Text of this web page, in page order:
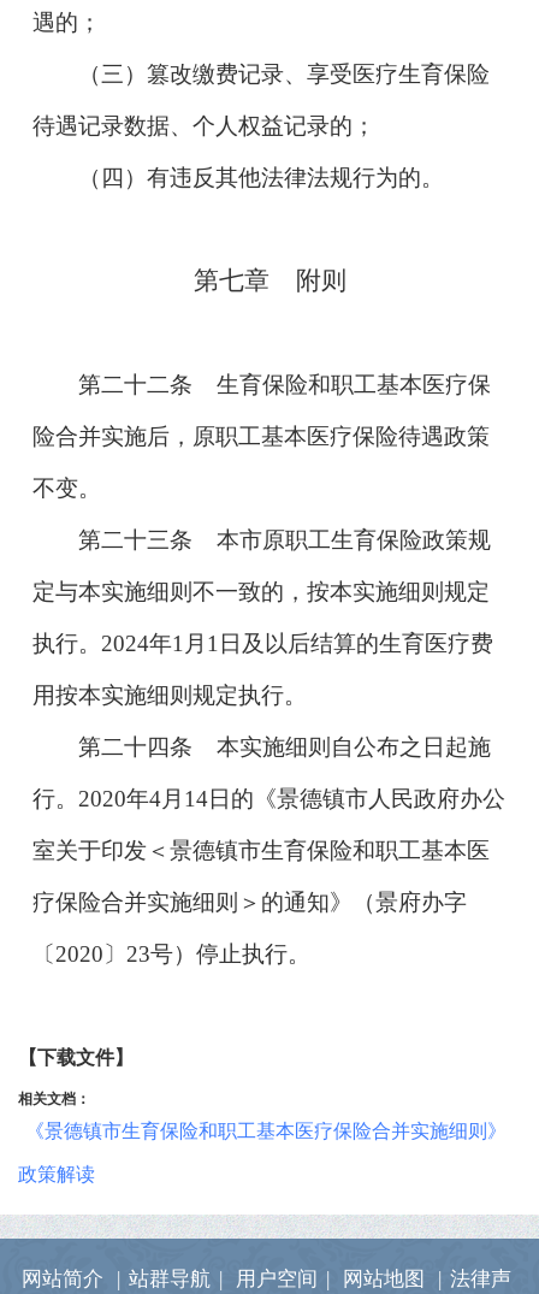
遇的；
（三）篡改缴费记录、享受医疗生育保险
待遇记录数据、个人权益记录的；
（四）有违反其他法律法规行为的。
第七章 附则
第二十二条 生育保险和职工基本医疗保
险合并实施后，原职工基本医疗保险待遇政策
不变。
第二十三条 本市原职工生育保险政策规
定与本实施细则不一致的，按本实施细则规定
执行。 2024年1月1日及以后结算的生育医疗费
用按本实施细则规定执行。
第二十四条 本实施细则自公布之日起施
行。 2020年4月14日的《景德镇市人民政府办公
室关于印发＜景德镇市生育保险和职工基本医
疗保险合并实施细则＞的通知》（景府办字
〔2020〕 23号）停止执行。
【下载文件】
相关文档：
《景德镇市生育保险和职工基本医疗保险合并实施细则》
政策解读
网站简介 站群导航 用户空间 网站地图 法律声